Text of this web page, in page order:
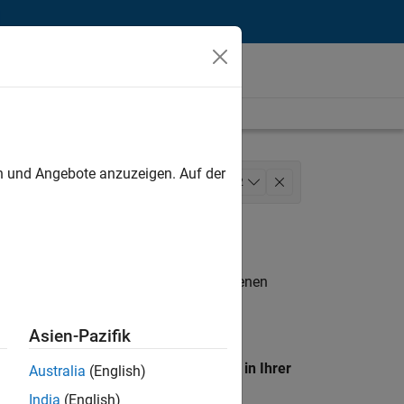
Quality Engineering 2
. Wenn Sie noch immer keine offenen
unseres
Standort, um alle Stellenangebote in Ihrer
Angebote anzuzeigen. Auf der
Asien-Pazifik
Australia (English)
India (English)